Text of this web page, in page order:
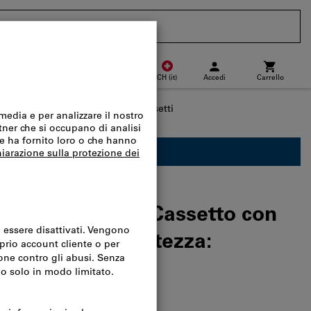
CH (it) Accedi Carrello
scaffalature e scaffalature a cassetti
solo per i clienti Business.
tapparella, Cassetto con
Per spalle di altezza: